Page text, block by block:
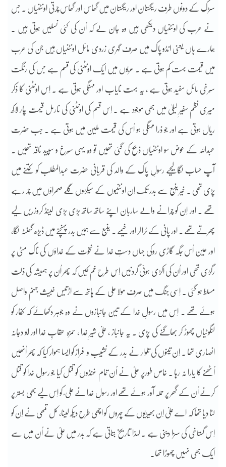
سڑک کے دونوں طرف ریگستان اور ریگستان میں گھاس اور گھاس چرتی اونٹنیاں ۔ جس
نے عرب کی اونٹنیاں دیکھی ہیں وہ جان لے کہ اُن کی کئی نسلیں ہوتی ہیں ۔
ہمارے ہاں یعنی انڈو پاک میں صرف گہری زردی مائل اونٹنیاں ہیں جن کی عرب
میں قیمت بہت کم ہوتی ہے ۔ عربوں میں ایک اونٹنی کی قسم ہے جس کی رنگت
سُرخی مائل سفید ہوتی ہے ، یہ بہت نایاب اور مہنگی ہوتی ہے ۔ اِس اونٹنی کا ذکر
میری نظم سفیرِ لیلیٰ میں بھی موجود ہے ۔ اِس قسم کی اونٹنی کی نارمل قیمت چار لاکھ
ریال ہوتی ہے اور جو ذرا مہنگی ہو اُس کی قیمت ملین میں ہوتی ہے ۔ جب حضرت
عبداللہ کے عوض سو اونٹنیاں ذبح کی گئی تھیں تو وہ یہی سُرخ و سپید ناقہ تھیں ۔
آپ حساب لگا لیجیے رسولِ پاک کے والد کی قربانی حضرت عبدالمطلب کو کتنے میں
پڑی تھی ۔ خیر ینبع سے بدر تک اِن اونٹنیوں کے سیکڑوں گلے صحراؤں میں چر رہے
تھے ۔ اور اِن کو چرانے والے ساربان اپنے ساتھ ساتھ بڑی بڑی لینڈ کروزریں لیے
پھرتے تھے ۔ اور پانی کے ٹرالر اور خیمے ۔ ینبع سے ہمیں بدر پہنچنے میں ڈیڑھ گھنٹہ لگا،
اور عین اُس جگہ گاڑی روکی جہاں دستِ خدا نے نخوت کے خداؤں کی ناک مٹی پر
رگڑی تھی اور اُن کی اکڑی ہوئی گردنیں اِس طرح خم کیں کہ پھر اُن پر ہمیشہ کی ذلت
مسلط ہو گئی ۔ اِسی جنگ میں صرف مولا علی کے ہاتھ سے اڑتیس خبیث جہنم واصل
ہوئے تھے ۔ اِس میں رسولِ خدا کے تین جانبازوں نے وہ جوہر دکھائے کہ کفار کو
لنگوٹیاں چھوڑ کر بھاگنے کی پڑی ۔ یہ جانباز ، علیؑ شیرِ خدا ، حمزہ عقابِ خدا اور ابو دجانہ
انصاری تھا ۔ اِن تینوں کی تلوار نے بدر کے نشیب و فراز کو ایسا ہموار کیا کہ پھر اُنھیں
اُٹھنے کا یارا نہ رہا ۔ خاص طورپر علیؑ نے اُن تمام غنڈوں کو قتل کیا جو رسولِ خدا کو قتل
کرنے اُن کے گھر پر حملہ آور ہوئے تھے اور رسولِ خدا نے علی ؑ کو اِس لیے بھی بستر پر
لٹا دیا تھا کہ اے علیؑ اِن بھیڑیوں کے چہروں کو اچھی طرح دیکھ لینا، کل تمھی نے اِن کو
اِس گستاخی کی سزا دینی ہے ۔ لہذا تاریخ بتاتی ہے کہ بدر میں علیؑ نے اُن میں سے
ایک بھی نہیں چھوڑا تھا۔